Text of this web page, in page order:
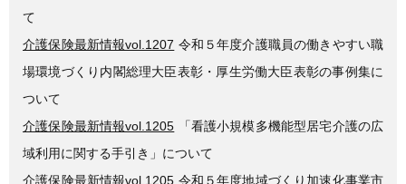
て
介護保険最新情報vol.1207 令和５年度介護職員の働きやすい職
場環境づくり内閣総理大臣表彰・厚生労働大臣表彰の事例集に
ついて
介護保険最新情報vol.1205 「看護小規模多機能型居宅介護の広
域利用に関する手引き」について
介護保険最新情報vol.1205 令和５年度地域づくり加速化事業市